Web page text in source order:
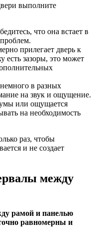
выполните
что она встает в
прилегает дверь к
есть зазоры, это может
в разных
на звук и ощущение.
или ощущается
на необходимость
раз, чтобы
и не создает
между
рамой и панелью
равномерны и